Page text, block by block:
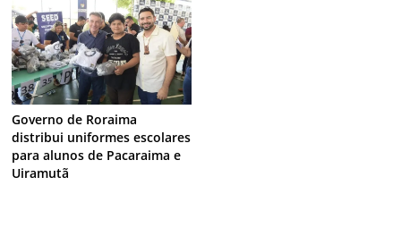
Governo de Roraima
distribui uniformes escolares
para alunos de Pacaraima e
Uiramutã